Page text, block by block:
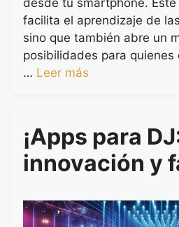
facilita el aprendizaje de
sino que también abre un
posibilidades para
… Leer más
¡Apps para
innovación y